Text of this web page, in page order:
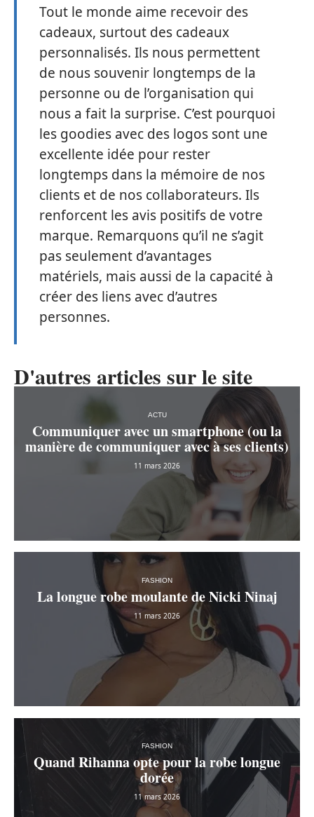
Tout le monde aime recevoir des
cadeaux, surtout des cadeaux
personnalisés. Ils nous permettent
de nous souvenir longtemps de la
personne ou de l’organisation qui
nous a fait la surprise. C’est pourquoi
les goodies avec des logos sont une
excellente idée pour rester
longtemps dans la mémoire de nos
clients et de nos collaborateurs. Ils
renforcent les avis positifs de votre
marque. Remarquons qu’il ne s’agit
pas seulement d’avantages
matériels, mais aussi de la capacité à
créer des liens avec d’autres
personnes.
D'autres articles sur le site
ACTU
Communiquer avec un smartphone (ou la
manière de communiquer avec à ses clients)
11 mars 2026
FASHION
La longue robe moulante de Nicki Ninaj
11 mars 2026
FASHION
Quand Rihanna opte pour la robe longue
dorée
11 mars 2026